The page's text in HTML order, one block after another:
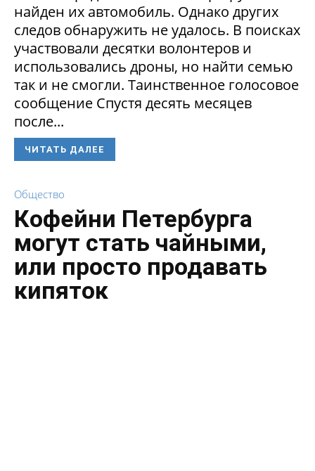
найден их автомобиль. Однако других
следов обнаружить не удалось. В поисках
участвовали десятки волонтеров и
использовались дроны, но найти семью
так и не смогли. Таинственное голосовое
сообщение Спустя десять месяцев
после...
ЧИТАТЬ ДАЛЕЕ
Общество
Кофейни Петербурга
могут стать чайными,
или просто продавать
кипяток